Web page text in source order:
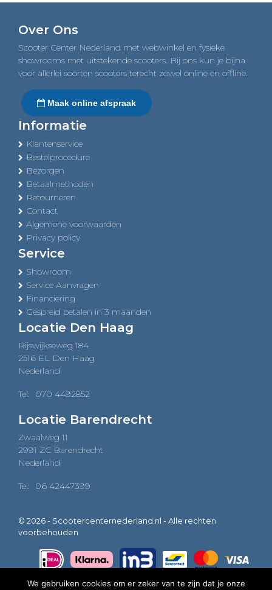
Over Ons
Scooter Center Nederland met webwinkel en fysieke
showrooms met uitstekende scooters. Bij ons kun je bijna
voor allerlei soorten scooters terecht zowel online en offline.
Maak online afspraak
Informatie
Klantenservice
Bestelprocedure
Bezorgen
Betaalmethoden
Retourneren
Contact
Algemene voorwaarden
Privacy policy
Service
Showroom
Service Aanvragen
Financiering
Gespreid betalen in 3 maanden
Locatie Den Haag
Rijswijkseweg 184
2516 EL Den Haag
Nederland
Tel: 070 4492852
Locatie Barendrecht
Zwaalweg 11
2991 ZC Barendrecht
Nederland
Tel: 06 42447399
© 2026 - Scootercenternederland.nl - Alle rechten
voorbehouden
We gebruiken cookies om er zeker van te zijn dat je onze